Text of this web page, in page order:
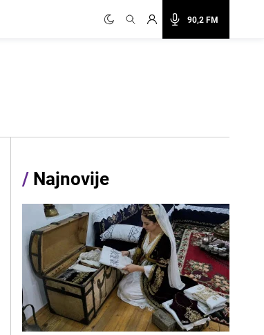
90,2 FM
/ Najnovije